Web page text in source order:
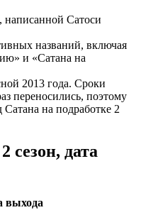
написанной Сатоси
названий, включая
и «Сатана на
2013 года. Сроки
переносились, поэтому
Сатана на подработке 2
сезон, дата
выхода